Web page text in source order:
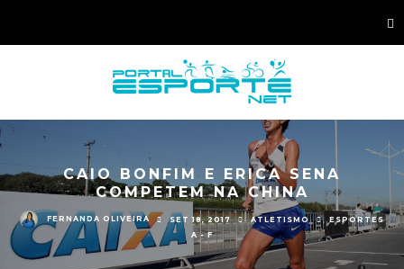
CAIO BONFIM E ERICA SENA
COMPETEM NA CHINA
FERNANDA OLIVEIRA SET 18, 2017 ATLETISMO
ESPORTES
A - F